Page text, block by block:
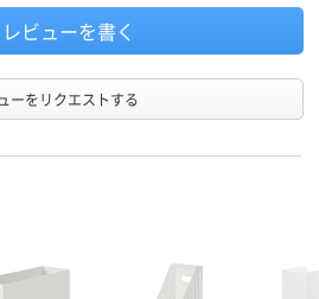
レビューを書く
ーをリクエストする